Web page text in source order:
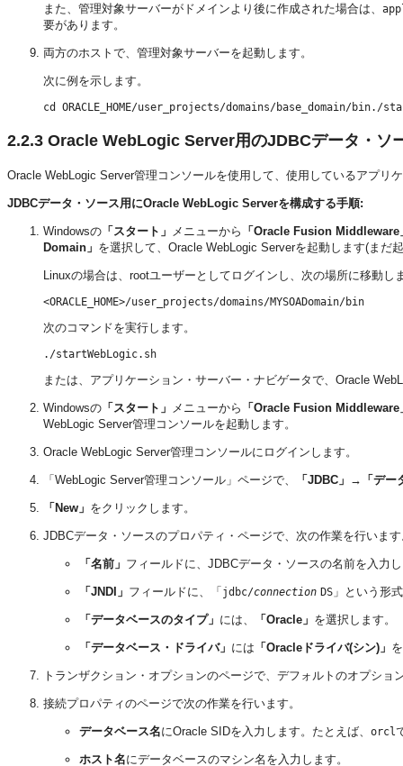
また、管理対象サーバーがドメインより後に作成された場合は、
要があります。
両方のホストで、管理対象サーバーを起動します。
次に例を示します。
2.2.3 Oracle WebLogic Server用のJDBCデータ・ソ
Oracle WebLogic Server管理コンソールを使用して、使用しているアプリ
JDBCデータ・ソース用にOracle WebLogic Serverを構成する手順:
Windowsの 「スタート」 メニューから 「Oracle Fusion
Domain」 を選択して、Oracle WebLogic Serverを起動します(まだ
Linuxの場合は、rootユーザーとしてログインし、次の場所に移動し
次のコマンドを実行します。
または、アプリケーション・サーバー・ナビゲータで、Oracle
Windowsの 「スタート」 メニューから 「Oracle Fusion
WebLogic Server管理コンソールを起動します。
Oracle WebLogic Server管理コンソールにログインします。
「WebLogic Server管理コンソール」ページで、 「JDBC」→「デー
「New」 をクリックします。
JDBCデータ・ソースのプロパティ・ページで、次の作業を行いま
「名前」 フィールドに、JDBCデータ・ソースの名前を入力
「JNDI」 フィールドに、「 jdbc/connection DS 」という形
「データベースのタイプ」 には、 「Oracle」 を選択します。
「データベース・ドライバ」 には 「Oracleドライバ(シン)」
トランザクション・オプションのページで、デフォルトのオプショ
接続プロパティのページで次の作業を行います。
データベース名にOracle SIDを入力します。たとえば、 orcl
ホスト名にデータベースのマシン名を入力します。